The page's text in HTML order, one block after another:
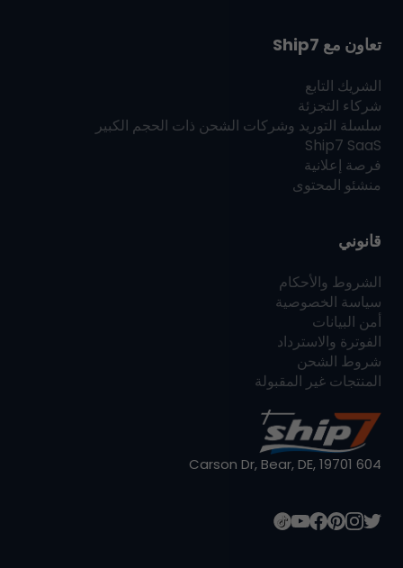
تعاون مع Ship7
الشريك التابع
شركاء التجزئة
سلسلة التوريد وشركات الشحن ذات الحجم الكبير
Ship7 SaaS
فرصة إعلانية
منشئو المحتوى
قانوني
الشروط والأحكام
سياسة الخصوصية
أمن البيانات
الفوترة والاسترداد
شروط الشحن
المنتجات غير المقبولة
604 Carson Dr, Bear, DE, 19701